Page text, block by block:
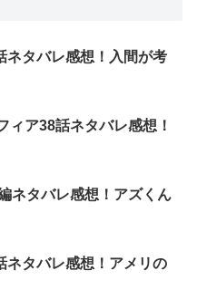
ネタバレ感想！入間が考
ィア38話ネタバレ感想！
ネタバレ感想！アズくん
ネタバレ感想！アメリの